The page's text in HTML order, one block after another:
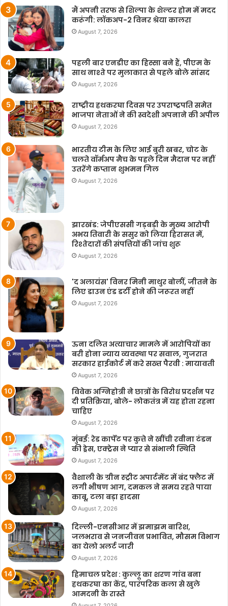
मैं अपनी तरफ से शिल्पा के शेल्टर होम में मदद
करूंगी: लॉकअप-2 विनर श्रेया कालरा
August 7, 2026
पहली बार एनडीए का हिस्सा बने हैं, पीएम के
साथ नाश्ते पर मुलाकात से पहले बोले सांसद
August 7, 2026
राष्ट्रीय हथकरघा दिवस पर उपराष्ट्रपति समेत
भाजपा नेताओं ने की स्वदेशी अपनाने की अपील
August 7, 2026
भारतीय टीम के लिए आई बुरी खबर, चोट के
चलते वॉर्मअप मैच के पहले दिन मैदान पर नहीं
उतरेंगे कप्तान शुभमन गिल
August 7, 2026
झारखंड: जेपीएससी गड़बड़ी के मुख्य आरोपी
अभय तिवारी के ससुर को लिया हिरासत में,
रिश्तेदारों की संपत्तियों की जांच शुरू
August 7, 2026
'द अलायंस' विनर मिनी माथुर बोलीं, जीतने के
लिए डाउन एंड डर्टी होने की जरूरत नहीं
August 7, 2026
ऊना दलित अत्याचार मामले में आरोपियों का
बरी होना न्याय व्यवस्था पर सवाल, गुजरात
सरकार हाईकोर्ट में करे सख्त पैरवी : मायावती
August 7, 2026
विवेक अग्निहोत्री ने छात्रों के विरोध प्रदर्शन पर
दी प्रतिक्रिया, बोले- लोकतंत्र में यह होता रहना
चाहिए
August 7, 2026
मुंबई: रेड कार्पेट पर कुत्ते ने खींची रवीना टंडन
की ड्रेस, एक्ट्रेस ने प्यार से संभाली स्थिति
August 7, 2026
वैशाली के ग्रीन स्ट्रीट अपार्टमेंट में बंद फ्लैट में
लगी भीषण आग, दमकल ने समय रहते पाया
काबू, टला बड़ा हादसा
August 7, 2026
दिल्ली-एनसीआर में झमाझम बारिश,
जलभराव से जनजीवन प्रभावित, मौसम विभाग
का येलो अलर्ट जारी
August 7, 2026
हिमाचल प्रदेश : कुल्लू का शरण गांव बना
हथकरघा का केंद्र, पारंपरिक कला से खुले
आमदनी के रास्ते